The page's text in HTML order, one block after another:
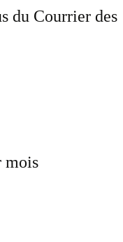
du Courrier des
mois